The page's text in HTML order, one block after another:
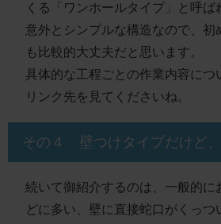
くる「ワンホールタイプ」
と呼ば
意外とシンプルな構造なので、初
も比較的大丈夫だと思います。
具体的な工程ごとの作業内容につ
リンク先を見てくださいね。
その４ 壁つけタイプだけど、
続いて御紹介するのは、一般的に
どに多い、 壁に直接蛇口がくっつ